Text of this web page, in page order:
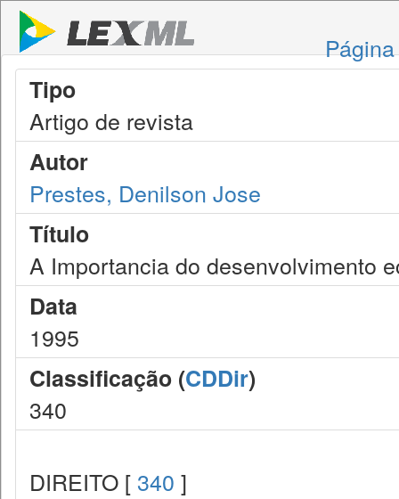
Tipo
Artigo de revista
Autor
Prestes, Denilson Jose
Título
A Importancia do desenvolvimento
Data
1995
Classificação (CDDir)
340
DIREITO [ 340 ]